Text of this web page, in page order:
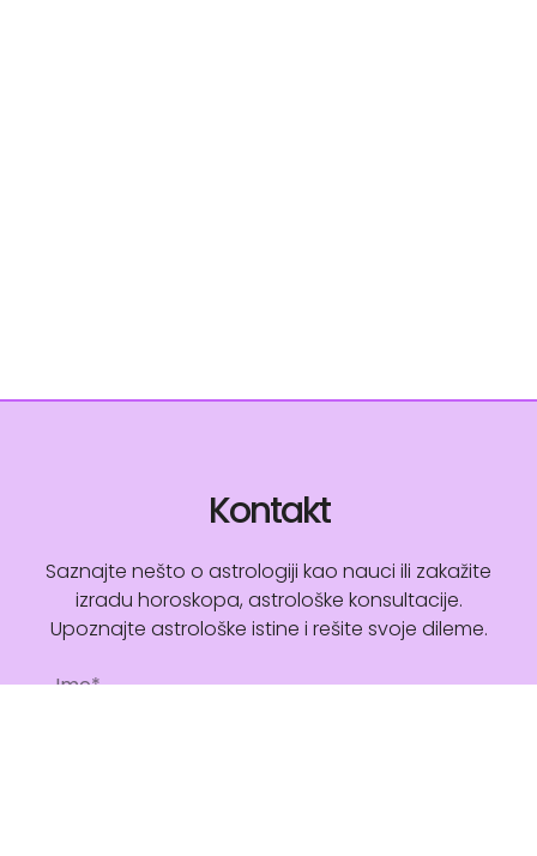
Kontakt
Saznajte nešto o astrologiji kao nauci ili zakažite
izradu horoskopa, astrološke konsultacije.
Upoznajte astrološke istine i rešite svoje dileme.